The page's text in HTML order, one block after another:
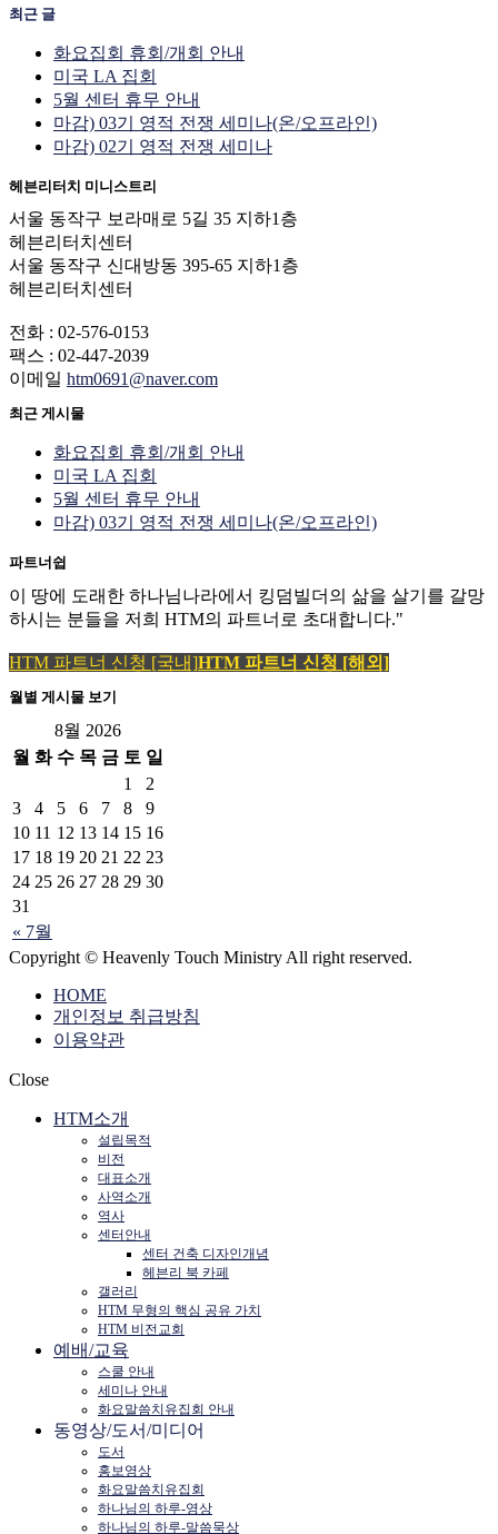
최근 글
화요집회 휴회/개회 안내
미국 LA 집회
5월 센터 휴무 안내
마감) 03기 영적 전쟁 세미나(온/오프라인)
마감) 02기 영적 전쟁 세미나
헤븐리터치 미니스트리
서울 동작구 보라매로 5길 35 지하1층
헤븐리터치센터
서울 동작구 신대방동 395-65 지하1층
헤븐리터치센터
전화 : 02-576-0153
팩스 : 02-447-2039
이메일 htm0691@naver.com
최근 게시물
화요집회 휴회/개회 안내
미국 LA 집회
5월 센터 휴무 안내
마감) 03기 영적 전쟁 세미나(온/오프라인)
파트너쉽
이 땅에 도래한 하나님나라에서 킹덤빌더의 삶을 살기를 갈망
하시는 분들을 저희 HTM의 파트너로 초대합니다."
HTM 파트너 신청 [국내]HTM 파트너 신청 [해외]
월별 게시물 보기
8월 2026
월 화 수 목 금 토 일
« 7월
1
2
3
4 5 6 7 8
9
10 11 12 13 14 15 16
17 18 19 20 21 22 23
24 25 26 27 28 29 30
31
Copyright © Heavenly Touch Ministry All right reserved.
HOME
개인정보 취급방침
이용약관
Close
HTM소개
설립목적
비전
대표소개
사역소개
역사
센터안내
센터 건축 디자인개념
헤븐리 북 카페
갤러리
HTM 무형의 핵심 공유 가치
HTM 비전교회
예배/교육
스쿨 안내
세미나 안내
화요말씀치유집회 안내
동영상/도서/미디어
도서
홍보영상
화요말씀치유집회
하나님의 하루-영상
하나님의 하루-말씀묵상